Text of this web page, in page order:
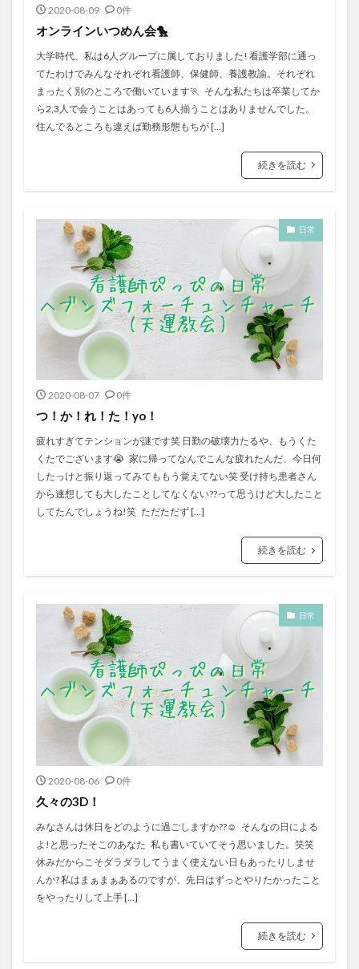
2020-08-09 0件
オンラインいつめん会🐤
大学時代、私は6人グループに属しておりました! 看護学部に通っ
てたわけでみんなそれぞれ看護師、保健師、養護教諭。それぞれ
まったく別のところで働いています🏃 そんな私たちは卒業してか
ら2,3人で会うことはあっても6人揃うことはありませんでした。
住んでるところも違えば勤務形態もちが […]
続きを読む
日常
2020-08-07 0件
つ！か！れ！た！yo！
疲れすぎてテンションが謎です笑 日勤の破壊力たるや、もうくた
くたでございます😭 家に帰ってなんでこんな疲れたんだ、今日何
したっけと振り返ってみてももう覚えてない笑 受け持ち患者さん
から連想しても大したことしてなくない??って思うけど大したこと
してたんでしょうね!笑 ただただず […]
続きを読む
日常
2020-08-06 0件
久々の3D！
みなさんは休日をどのように過ごしますか??☺️ そんなの日による
よ!と思ったそこのあなた 私も書いていてそう思いました。笑笑
休みだからこそダラダラしてうまく使えない日もあったりしませ
んか? 私はまぁまぁあるのですが、先日はずっとやりたかったこと
をやったりして上手 […]
続きを読む